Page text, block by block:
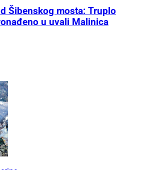
Šibenskog mosta: Truplo
u uvali Malinica